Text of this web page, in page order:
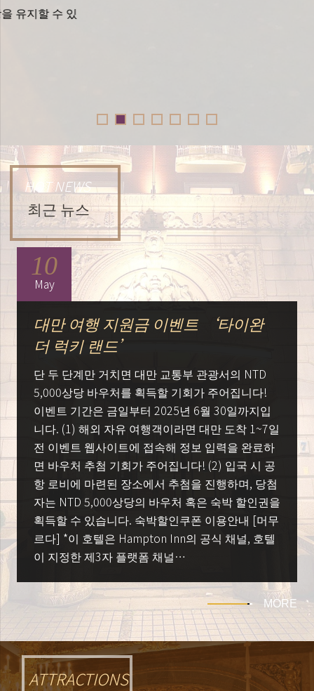
HOT NEWS
최근 뉴스
10
May
대만 여행 지원금 이벤트 ‘타이완
더 럭키 랜드’
단 두 단계만 거치면 대만 교통부 관광서의 NTD
5,000상당 바우처를 획득할 기회가 주어집니다!
이벤트 기간은 금일부터 2025년 6월 30일까지입
니다. (1) 해외 자유 여행객이라면 대만 도착 1~7일
전 이벤트 웹사이트에 접속해 정보 입력을 완료하
면 바우처 추첨 기회가 주어집니다! (2) 입국 시 공
항 로비에 마련된 장소에서 추첨을 진행하며, 당첨
자는 NTD 5,000상당의 바우처 혹은 숙박 할인권을
획득할 수 있습니다. 숙박할인쿠폰 이용안내 [머무
르다] *이 호텔은 Hampton Inn의 공식 채널, 호텔
이 지정한 제3자 플랫폼 채널…
MORE
ATTRACTIONS